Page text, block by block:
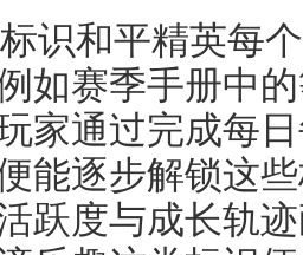
识和平精英每
如赛季手册中
家通过完成每
能逐步解锁这
跃度与成长轨